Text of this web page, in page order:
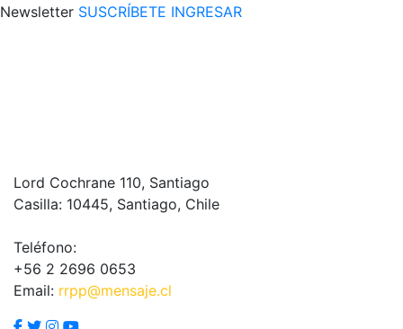
Newsletter SUSCRÍBETE INGRESAR
Lord Cochrane 110, Santiago
Casilla: 10445, Santiago, Chile
Teléfono:
+56 2 2696 0653
Email: rrpp@mensaje.cl